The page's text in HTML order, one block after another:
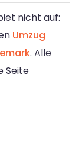
nicht auf:
Umzug
. Alle
Seite